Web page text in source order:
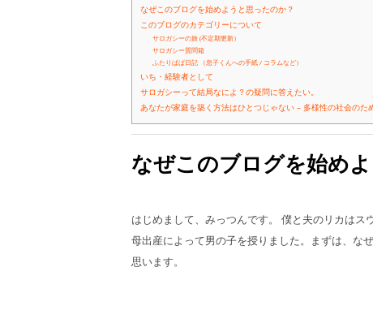
なぜこのブログを始めようと思ったのか？
このブログのカテゴリーについて
サロガシーの旅 (不定期更新）
サロガシー質問箱
ふたりぱぱ日記 （息子くんへの手紙 / コラムなど）
いち・経験者として
サロガシーって結局なによ？の疑問に答えたい。
あなたが家庭を築く方法はひとつじゃない – 多様性の社会のた
なぜこのブログを始め
はじめまして、みっつんです。 僕と夫のリカは
母出産によって男の子を授りました。まずは、な
思います。